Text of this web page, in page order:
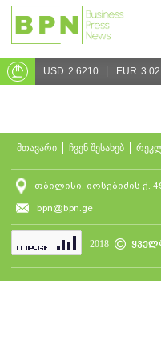
USD 2.6210 EUR
მთავარი ჩვენ შესახებ
თბილისი, იოსებიძის ქ.
bpn@bpn.ge
2018